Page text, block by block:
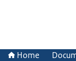
Home